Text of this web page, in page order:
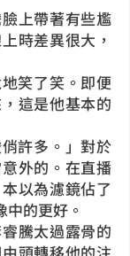
上帶著有些尷
時差異很大，
笑了笑。即便
這是他基本的
許多。」對於
外的。在直播
以為濾鏡佔了
的更好。
騰太過露骨的